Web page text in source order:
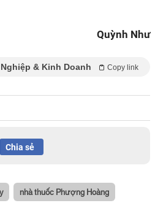
Quỳnh Như
& Kinh Doanh Copy link
Chia sẻ
nhà thuốc Phượng Hoàng